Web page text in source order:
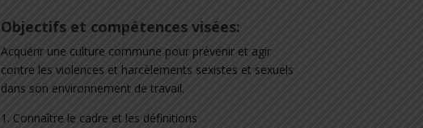
Objectifs et compétences visées:
Acquérir une culture commune pour prévenir et agir
contre les violences et harcèlements sexistes et sexuels
dans son environnement de travail.
1. Connaître le cadre et les définitions